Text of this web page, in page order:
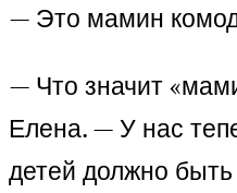
— Это мамин
— Что значит
Елена. — У нас
детей должно